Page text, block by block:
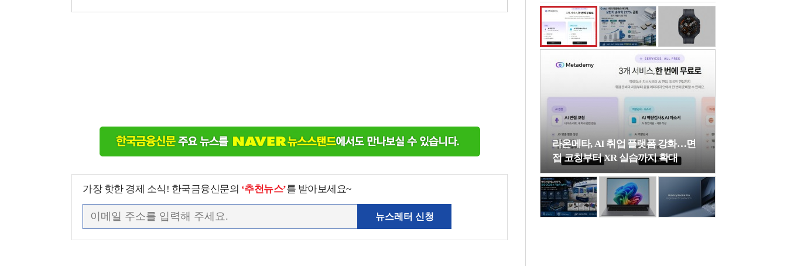
가장 핫한 경제 소식! 한국금융신문의 ‘추천뉴스’를 받아보세요~
뉴스레터 신청
라온메타, AI 취업 플랫폼 강화…면
접 코칭부터 XR 실습까지 확대